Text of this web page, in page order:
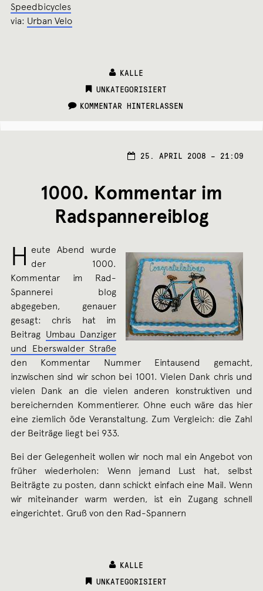
Speedbicycles
via: Urban Velo
KALLE
CATEGORIES:
UNKATEGORISIERT
KOMMENTAR HINTERLASSEN
25. APRIL 2008 – 21:09
1000. Kommentar im
Radspannereiblog
H eute Abend wurde
der 1000.
Kommentar im Rad-
Spannerei blog
abgegeben, genauer
gesagt: chris hat im
Beitrag Umbau Danziger
und Eberswalder Straße
den Kommentar Nummer Eintausend gemacht,
inzwischen sind wir schon bei 1001. Vielen Dank chris und
vielen Dank an die vielen anderen konstruktiven und
bereichernden Kommentierer. Ohne euch wäre das hier
eine ziemlich öde Veranstaltung. Zum Vergleich: die Zahl
der Beiträge liegt bei 933.
Bei der Gelegenheit wollen wir noch mal ein Angebot von
früher wiederholen: Wenn jemand Lust hat, selbst
Beiträgte zu posten, dann schickt einfach eine Mail. Wenn
wir miteinander warm werden, ist ein Zugang schnell
eingerichtet. Gruß von den Rad-Spannern
KALLE
CATEGORIES:
UNKATEGORISIERT